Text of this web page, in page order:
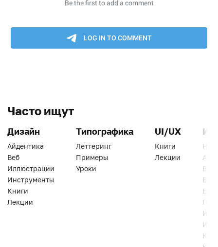
Часто ищут
Дизайн
Айдентика
Веб
Иллюстрации
Инструменты
Книги
Лекции
Типографика
Леттеринг
Примеры
Уроки
UI/UX
Книги
Лекции
Веб